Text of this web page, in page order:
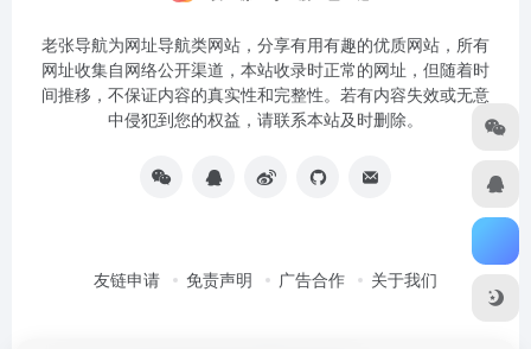
老张导航为网址导航类网站，分享有用有趣的优质网站，所有
网址收集自网络公开渠道，本站收录时正常的网址，但随着时
间推移，不保证内容的真实性和完整性。若有内容失效或无意
中侵犯到您的权益，请联系本站及时删除。
友链申请 免责声明 广告合作 关于我们